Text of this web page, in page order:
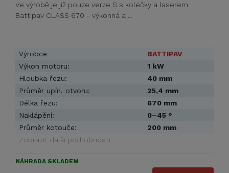
Ve výrobě je již pouze verze S s kolečky a laserem.
Battipav CLASS 670 - výkonná a …
Výrobce
BATTIPAV
Výkon motoru:
1 kW
Hloubka řezu:
40 mm
Průměr upín. otvoru:
25,4 mm
Délka řezu:
670 mm
Naklápění:
0–45 °
Průměr kotouče:
200 mm
Zobrazit další podrobnosti
NÁHRADA SKLADEM